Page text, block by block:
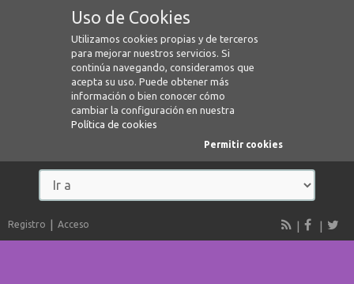
Uso de Cookies
Utilizamos cookies propias y de terceros
para mejorar nuestros servicios. Si
continúa navegando, consideramos que
acepta su uso. Puede obtener más
información o bien conocer cómo
cambiar la configuración en nuestra
Política de cookies
Permitir cookies
Registro Acceso